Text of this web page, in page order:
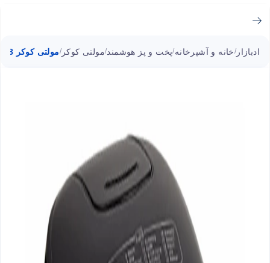
ادبازار /خانه و آشپرخانه/پخت و پز هوشمند/مولتی کوکر/مولتی کوکر RK7088 تفال 5 لیتری